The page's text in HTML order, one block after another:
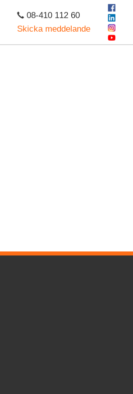
08-410 112 60
Skicka meddelande